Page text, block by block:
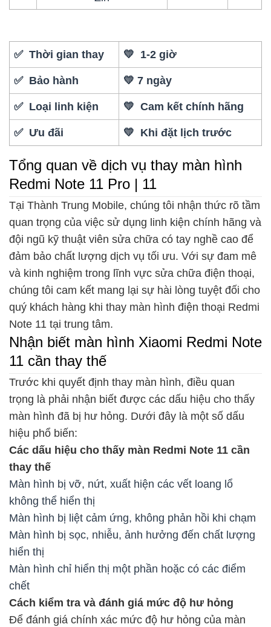
✅ Thời gian thay 💛 1-2 giờ
✅ Bảo hành 💛 7 ngày
✅ Loại linh kiện 💛 Cam kết chính hãng
✅ Ưu đãi 💛 Khi đặt lịch trước
Tổng quan về dịch vụ thay màn hình
Redmi Note 11 Pro | 11
Tại Thành Trung Mobile, chúng tôi nhận thức rõ tầm
quan trọng của việc sử dụng linh kiện chính hãng và
đội ngũ kỹ thuật viên sửa chữa có tay nghề cao để
đảm bảo chất lượng dịch vụ tối ưu. Với sự đam mê
và kinh nghiệm trong lĩnh vực sửa chữa điện thoại,
chúng tôi cam kết mang lại sự hài lòng tuyệt đối cho
quý khách hàng khi thay màn hình điện thoại Redmi
Note 11 tại trung tâm.
Nhận biết màn hình Xiaomi Redmi Note
11 cần thay thế
Trước khi quyết định thay màn hình, điều quan
trọng là phải nhận biết được các dấu hiệu cho thấy
màn hình đã bị hư hỏng. Dưới đây là một số dấu
hiệu phổ biến:
Các dấu hiệu cho thấy màn Redmi Note 11 cần
thay thế
Màn hình bị vỡ, nứt, xuất hiện các vết loang lổ
không thể hiển thị
Màn hình bị liệt cảm ứng, không phản hồi khi chạm
Màn hình bị sọc, nhiễu, ảnh hưởng đến chất lượng
hiển thị
Màn hình chỉ hiển thị một phần hoặc có các điểm
chết
Cách kiểm tra và đánh giá mức độ hư hỏng
Để đánh giá chính xác mức độ hư hỏng của màn